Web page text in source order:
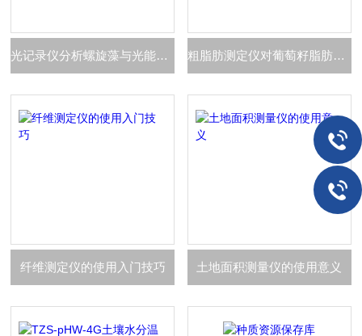
光记录仪分析螺旋藻与光能的关系 粗脂肪测定仪对葡萄籽脂肪的测定
纤维测定仪的使用入门技巧 土地面积测量仪的使用意义